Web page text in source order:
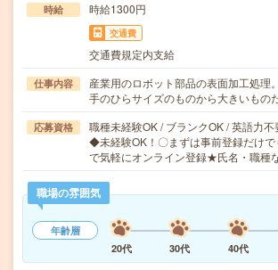
時給 時給1300円
交通費
交通費規定内支給
仕事内容
産業用のロボット部品の表面加工処理
手のひらサイズのものから大きいもの
応募資格
職種未経験OK / ブランクOK / 英語力不
◆未経験OK！〇まずは事前登録だけ
で気軽にオンライン登録★氏名・職種
職場の雰囲気
年齢層
20代
30代 40代